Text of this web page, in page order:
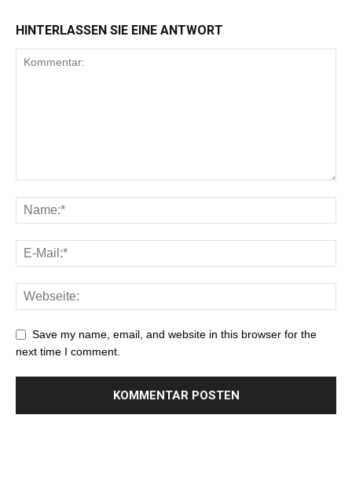
HINTERLASSEN SIE EINE ANTWORT
Save my name, email, and website in this browser for the
next time I comment.